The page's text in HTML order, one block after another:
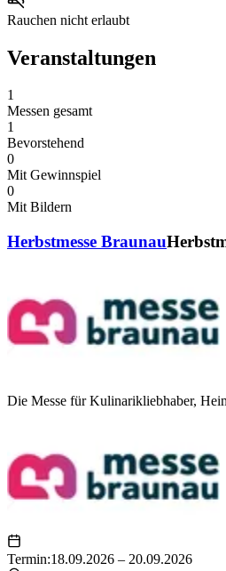
Rauchen nicht erlaubt
Veranstaltungen
1
Messen gesamt
1
Bevorstehend
0
Mit Gewinnspiel
0
Mit Bildern
Herbstmesse Braunau
Die Messe für Kulinarikliebhaber,
Termin:18.09.2026 – 20.09.2026